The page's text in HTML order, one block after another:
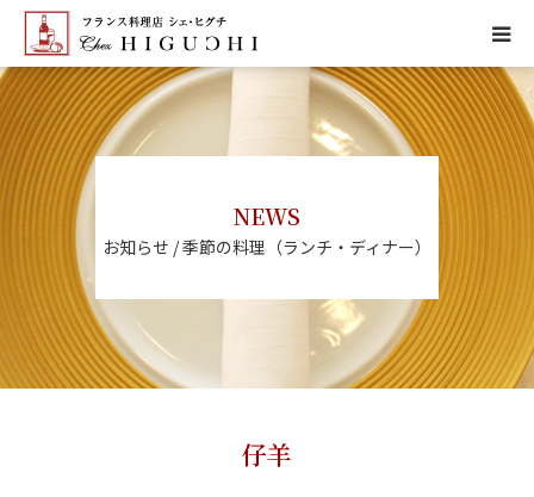
NEWS
お知らせ / 季節の料理（ランチ・ディナー）
仔羊
HOME
CONCEPT
MENU
ACCESS
NEWS